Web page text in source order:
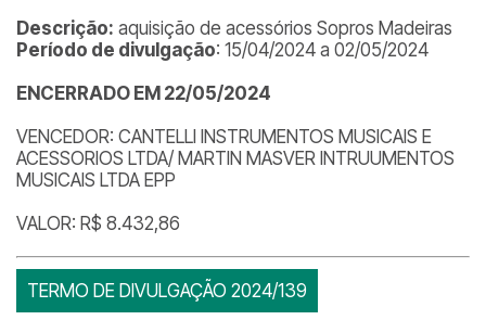
Descrição: aquisição de acessórios Sopros Madeiras
Período de divulgação: 15/04/2024 a 02/05/2024
ENCERRADO EM 22/05/2024
VENCEDOR: CANTELLI INSTRUMENTOS MUSICAIS E
ACESSORIOS LTDA/ MARTIN MASVER INTRUUMENTOS
MUSICAIS LTDA EPP
VALOR: R$ 8.432,86
TERMO DE DIVULGAÇÃO 2024/139